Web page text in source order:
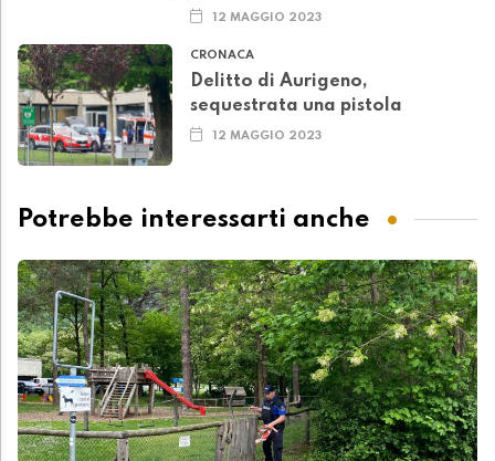
12 MAGGIO 2023
CRONACA
Delitto di Aurigeno,
sequestrata una pistola
12 MAGGIO 2023
Potrebbe interessarti anche